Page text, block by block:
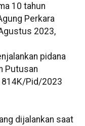
10 tahun
Perkara
2023,
pidana
Putusan
814K/Pid/2023
dijalankan saat